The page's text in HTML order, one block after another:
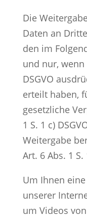
Die
Daten an
den im
und nur, wenn
DSGVO
erteilt haben,
gesetzliche
1 S. 1 c)
Weitergabe
Art. 6 Abs. 1 S.
Um Ihnen
unserer
um Videos